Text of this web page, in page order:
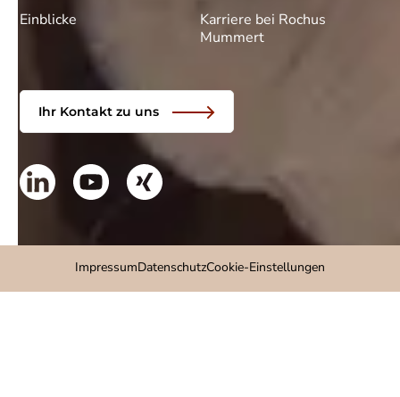
Einblicke
Karriere bei Rochus
Mummert
Ihr Kontakt zu uns
ImpressumDatenschutzCookie-Einstellungen